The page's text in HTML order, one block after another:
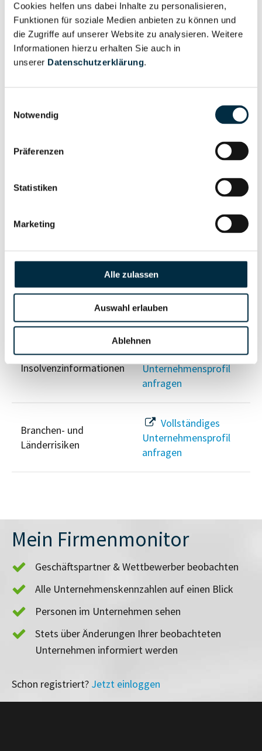
Cookies helfen uns dabei Inhalte zu personalisieren,
Funktionen für soziale Medien anbieten zu können und
die Zugriffe auf unserer Website zu analysieren. Weitere
Informationen hierzu erhalten Sie auch in
unserer Datenschutzerklärung.
Notwendig
Präferenzen
Statistiken
Marketing
Alle zulassen
Auswahl erlauben
Ablehnen
Gesellschafterstruktur
Vollständiges
Unternehmensprofil
anfragen
Unternehmensprofil
Berechtigten Pfad
Vollständiges
Unternehmensprofil
PEP- und
Sanktionslistenstatus
Vollständiges
Unternehmensprofil
anfragen
Insolvenzinformationen
Vollständiges
Unternehmensprofil
anfragen
Branchen- und
Länderrisiken
Vollständiges
Unternehmensprofil
anfragen
Mein Firmenmonitor
Geschäftspartner & Wettbewerber beobachten
Alle Unternehmenskennzahlen auf einen Blick
Personen im Unternehmen sehen
Stets über Änderungen Ihrer beobachteten
Unternehmen informiert werden
Schon registriert? Jetzt einloggen